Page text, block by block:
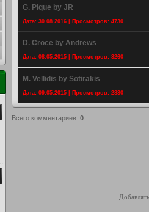
G. Pique by JR
Дата: 30.08.2016 | Просмотров: 4730
D. Croce by Andrews
Дата: 08.05.2015 | Просмотров: 3260
M. Vellidis by Sotirakis
Дата: 09.05.2015 | Просмотров: 2830
Всего комментариев: 0